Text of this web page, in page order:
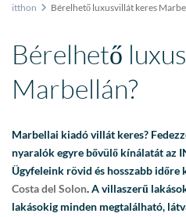
itthon Bérelhető luxusvillát keres
Bérelhető
Marbellán?
Marbellai kiadó villát keres?
nyaralók egyre bővülő kínálatát az
Ügyfeleink rövid és hosszabb
Costa del Solon. A villaszerű
lakásokig minden megtalálható,